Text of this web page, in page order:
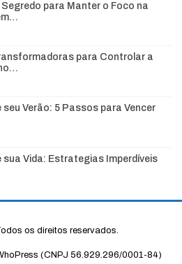
Segredo para Manter o Foco na
para Controlar a
Verão: 5 Passos para Vencer
sua Vida: Estrategias Imperdíveis
os direitos reservados.
(CNPJ 56.929.296/0001-84)